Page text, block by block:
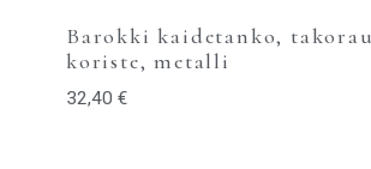
Barokki kaidetanko,
koriste, metalli
32,40 €